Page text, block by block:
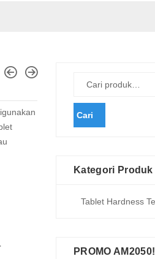
Cari
Kategori Produk
PROMO AM2050!